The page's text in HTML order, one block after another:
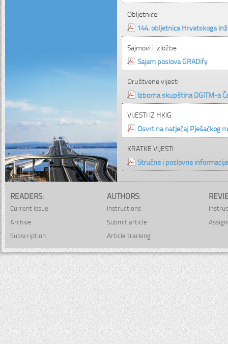
Obljetnice
144. obljetnica Hrvatskoga
Sajmovi i izložbe
Sajam poslova GRADify
Društvene vijesti
Izborna skupština DGITM-a
VIJESTI IZ HKIG
Osvrt na natječaj Pješačkog
KRATKE VIJESTI
Stručne i poslovne informacije
READERS:
Current issue
Archive
Subscription
AUTHORS:
Instructions
Submit article
Article tracking